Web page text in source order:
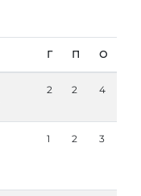
Г П О
2 2 4
1 2 3